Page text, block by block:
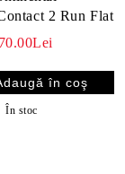
2 Run Flat
În stoc